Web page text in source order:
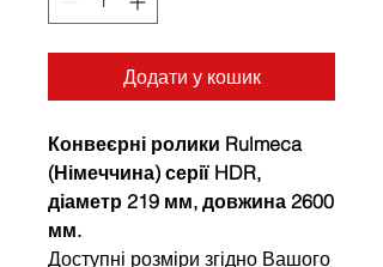
Додати у кошик
Конвеєрні ролики Rulmeca
(Німеччина) серії HDR,
діаметр 219 мм, довжина 2600
мм.
Доступні розміри згідно Вашого